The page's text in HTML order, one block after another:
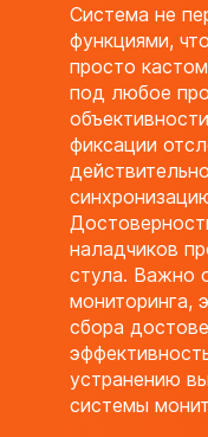
Система не
функциями,
просто
под любое
фиксации
наладчиков
стула. Важно
мониторинга,
сбора
устранению
системы